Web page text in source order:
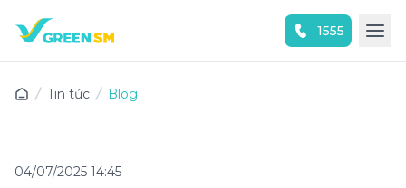
1555
Tin tức Blog
04/07/2025 14:45